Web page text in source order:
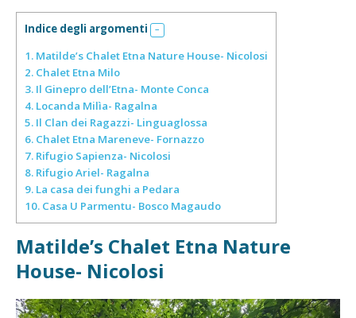
Indice degli argomenti
1. Matilde’s Chalet Etna Nature House- Nicolosi
2. Chalet Etna Milo
3. Il Ginepro dell’Etna- Monte Conca
4. Locanda Milìa- Ragalna
5. Il Clan dei Ragazzi- Linguaglossa
6. Chalet Etna Mareneve- Fornazzo
7. Rifugio Sapienza- Nicolosi
8. Rifugio Ariel- Ragalna
9. La casa dei funghi a Pedara
10. Casa U Parmentu- Bosco Magaudo
Matilde’s Chalet Etna Nature
House- Nicolosi